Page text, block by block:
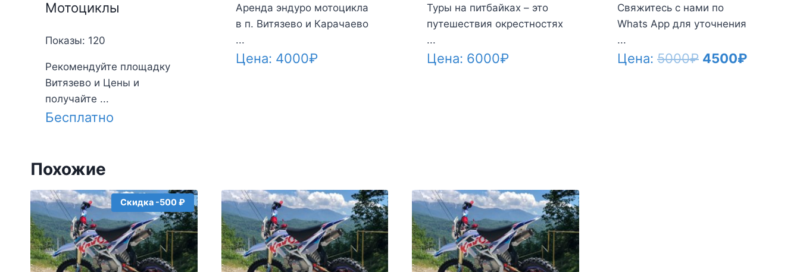
Мотоциклы
Показы: 120
Рекомендуйте площадку
Витязево и Цены и
получайте ...
Бесплатно
Аренда эндуро мотоцикла
в п. Витязево и Карачаево
...
Цена: 4000₽
Туры на питбайках – это
путешествия окрестностях
...
Цена: 6000₽
Свяжитесь с нами по
Whats App для уточнения
...
Цена: 5000₽ 4500₽
Похожие
Скидка -500 ₽